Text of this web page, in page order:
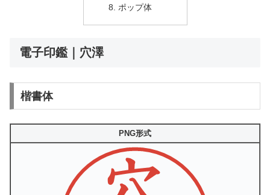
ポップ体
電子印鑑｜穴澤
楷書体
PNG形式